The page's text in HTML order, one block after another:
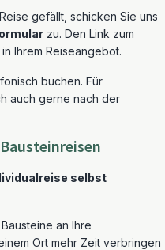
gefällt, schicken Sie uns
zu. Den Link zum
Ihrem Reiseangebot.
buchen. Für
auch gerne nach der
selbst
an Ihre
Ort mehr Zeit verbringen